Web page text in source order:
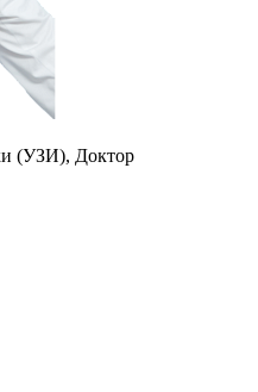
(УЗИ), Доктор